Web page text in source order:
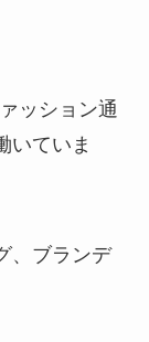
ッション通
いていま
、ブランデ